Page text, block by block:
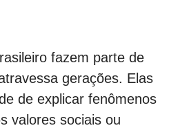
fazem parte de
gerações. Elas
de explicar fenômenos
valores sociais ou